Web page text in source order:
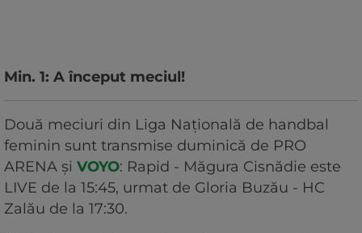
Min. 1: A început meciul!
Două meciuri din Liga Națională de handbal
feminin sunt transmise duminică de PRO
ARENA și VOYO: Rapid - Măgura Cisnădie este
LIVE de la 15:45, urmat de Gloria Buzău - HC
Zalău de la 17:30.